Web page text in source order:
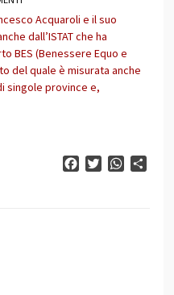
Acquaroli e il suo
dall’ISTAT che ha
BES (Benessere Equo e
del quale è misurata anche
singole province e,
FacebookTwitter